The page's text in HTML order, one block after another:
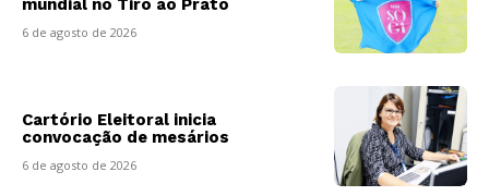
mundial no Tiro ao Prato
6 de agosto de 2026
Cartório Eleitoral inicia
convocação de mesários
6 de agosto de 2026